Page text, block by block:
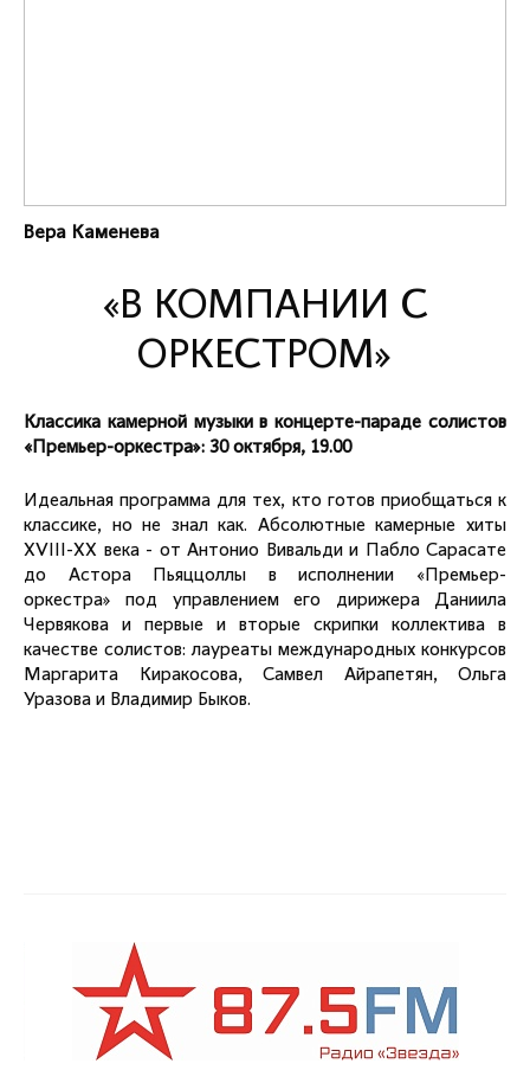
Вера Каменева
«В КОМПАНИИ С
ОРКЕСТРОМ»
Классика камерной музыки в концерте-параде солистов
«Премьер-оркестра»: 30 октября, 19.00
Идеальная программа для тех, кто готов приобщаться к
классике, но не знал как. Абсолютные камерные хиты
ХVIII-ХХ века - от Антонио Вивальди и Пабло Сарасате
до Астора Пьяццоллы в исполнении «Премьер-
оркестра» под управлением его дирижера Даниила
Червякова и первые и вторые скрипки коллектива в
качестве солистов: лауреаты международных конкурсов
Маргарита Киракосова, Самвел Айрапетян, Ольга
Уразова и Владимир Быков.